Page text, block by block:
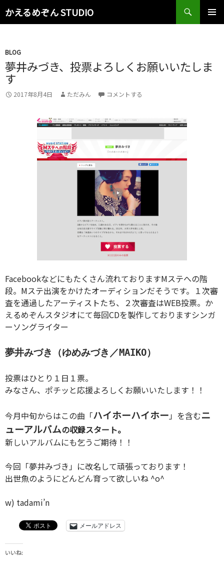
かえるめぞん STUDIO
検
索
ン
ツ
へ
ス
キ
BLOG
夢井みづき、投票よろしくお願いいたしま
す
2017年8月4日 ただみん コメントする
Facebookなどにもたくさん流れておりますMステへの階
段。Mステ出演をかけたオーディションだそうです。１次審
査を通過したアーティストたち、２次審査はWEB投票。か
えるめぞんスタジオにて毎回CDを製作しておりますシンガ
ーソングライター
夢井みづき（ゆめみづき／MAIKO）
投票はひとり１日１票。
みなさん、ポチッと応援よろしくお願いいたします！！
今月中旬からはこの曲「ハイホーハイホー」を含むニ
ューアルバムの収録スタート。
新しいアルバムにも乞うご期待！！
今回「夢井みづき」に改名して頑張っております！
出世魚のようにどんどん育って欲しいね ^o^
w) tadami’n
メールアドレス
いいね: